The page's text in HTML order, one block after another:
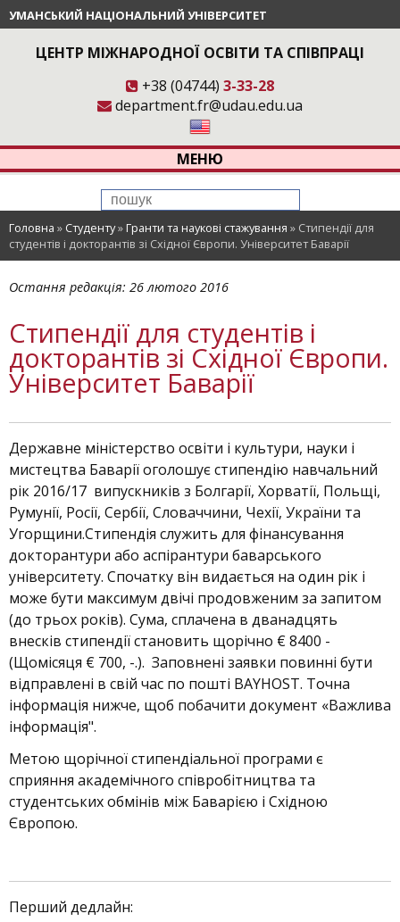
УМАНСЬКИЙ НАЦІОНАЛЬНИЙ УНІВЕРСИТЕТ
ЦЕНТР МІЖНАРОДНОЇ ОСВІТИ ТА СПІВПРАЦІ
+38 (04744) 3-33-28
department.fr@udau.edu.ua
МЕНЮ
Головна » Студенту»Гранти та наукові стажування » Стипендії для
студентів і докторантів зі Східної Європи. Університет Баварії
Остання редакція: 26 лютого 2016
Стипендії для студентів і
докторантів зі Східної Європи.
Університет Баварії
Державне міністерство освіти і культури, науки і
мистецтва Баварії оголошує стипендію навчальний
рік 2016/17 випускників з Болгарії, Хорватії, Польщі,
Румунії, Росії, Сербії, Словаччини, Чехії, України та
Угорщини.Стипендія служить для фінансування
докторантури або аспірантури баварського
університету. Спочатку він видається на один рік і
може бути максимум двічі продовженим за запитом
(до трьох років). Сума, сплачена в дванадцять
внесків стипендії становить щорічно € 8400 -
(Щомісяця € 700, -.). Заповнені заявки повинні бути
відправлені в свій час по пошті BAYHOST. Точна
інформація нижче, щоб побачити документ «Важлива
інформація".
Метою щорічної стипендіальної програми є
сприяння академічного співробітництва та
студентських обмінів між Баварією і Східною
Європою.
Перший дедлайн: